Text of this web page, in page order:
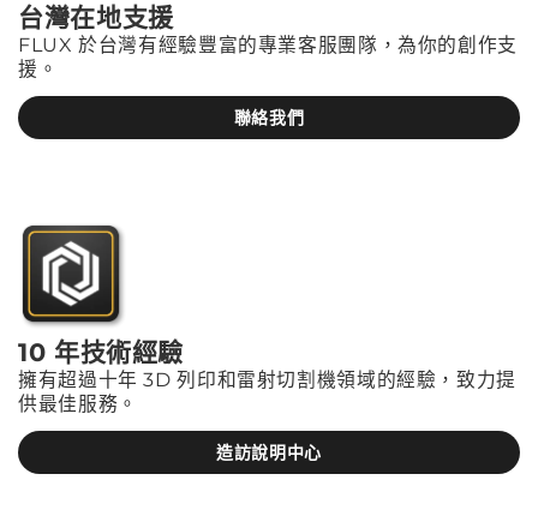
台灣在地支援
FLUX 於台灣有經驗豐富的專業客服團隊，為你的創作支
援。
聯絡我們
10 年技術經驗
擁有超過十年 3D 列印和雷射切割機領域的經驗，致力提
供最佳服務。
造訪說明中心